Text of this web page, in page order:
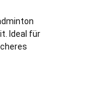
Ideal für